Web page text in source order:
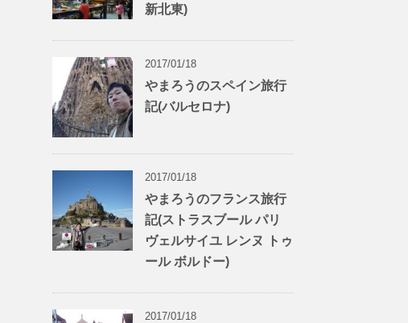
新北東)
2017/01/18
やまろうのスペイン旅行
記(バルセロナ)
2017/01/18
やまろうのフランス旅行
記(ストラスブール パリ
ヴェルサイユ レンヌ トゥ
ール ボルドー)
2017/01/18